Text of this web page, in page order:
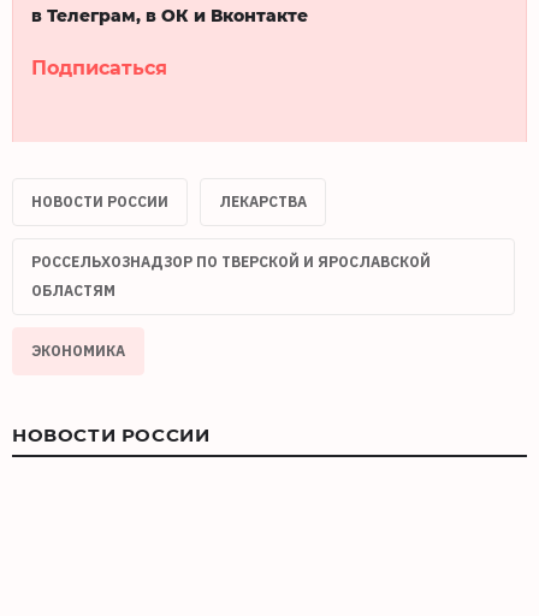
в Телеграм, в ОК и Вконтакте
Подписаться
НОВОСТИ РОССИИ ЛЕКАРСТВА
РОССЕЛЬХОЗНАДЗОР ПО ТВЕРСКОЙ И ЯРОСЛАВСКОЙ
ОБЛАСТЯМ
ЭКОНОМИКА
НОВОСТИ РОССИИ